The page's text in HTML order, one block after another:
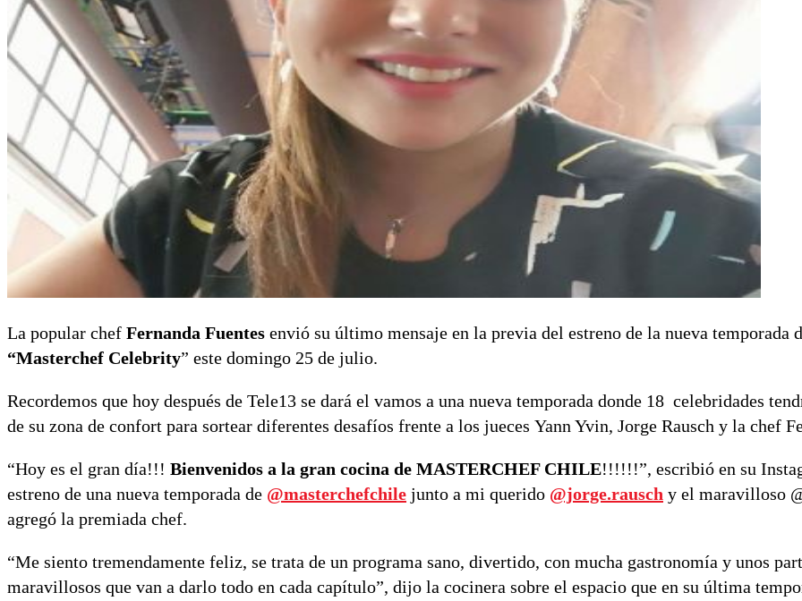
La popular chef Fernanda Fuentes envió su último mensaje en la previa del estreno de la nueva temporada
“Masterchef Celebrity” este domingo 25 de julio.
Recordemos que hoy después de Tele13 se dará el vamos a una nueva temporada donde 18 celebridades
de su zona de confort para sortear diferentes desafíos frente a los jueces Yann Yvin, Jorge Rausch y la chef
“Hoy es el gran día!!! Bienvenidos a la gran cocina de MASTERCHEF CHILE!!!!!!”, escribió en su
estreno de una nueva temporada de @masterchefchile junto a mi querido @jorge.rausch y el maravilloso
agregó la premiada chef.
“Me siento tremendamente feliz, se trata de un programa sano, divertido, con mucha gastronomía y unos
maravillosos que van a darlo todo en cada capítulo”, dijo la cocinera sobre el espacio que en su última